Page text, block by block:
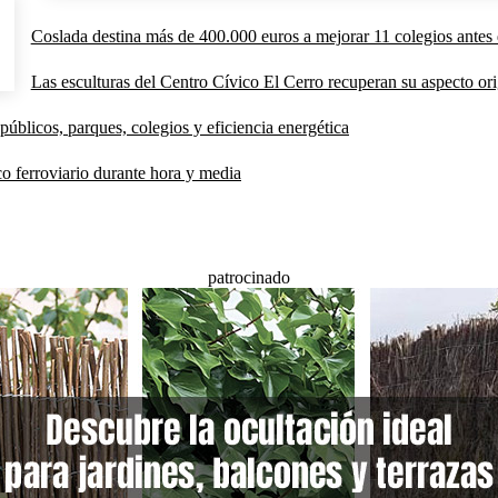
Coslada destina más de 400.000 euros a mejorar 11 colegios
Las esculturas del Centro Cívico El Cerro recuperan su aspecto
parques, colegios y eficiencia energética
ferroviario durante hora y media
patrocinado